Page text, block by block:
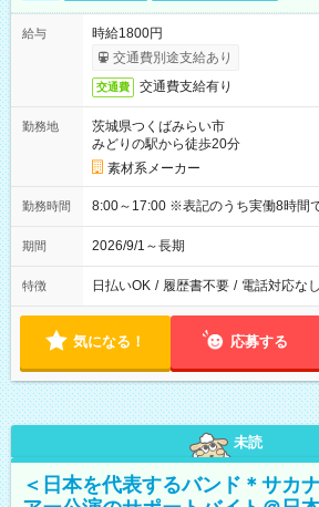
給与
時給1800円
交通費別途支給あり
交通費 交通費支給有り
勤務地
茨城県つくばみらい市
みどりの駅から徒歩20分
素材系メーカー
勤務時間 8:00～17:00 ※表記のうち実働8時間
期間 2026/9/1～長期
特徴 日払いOK / 履歴書不要 / 電話対応なし
気になる！ 応募する
未読
＜日本を代表するバンド＊サカ